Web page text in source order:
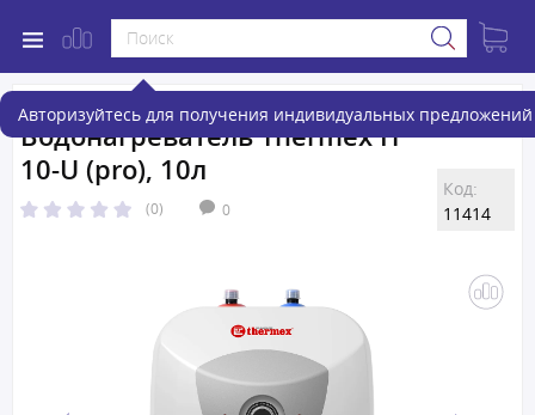
Авторизуйтесь для получения индивидуальных предложений
Водонагреватель Thermex H
10-U (pro), 10л
(0) 0
Код:
11414